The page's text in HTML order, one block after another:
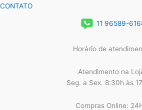
CONTATO
11 96589-
Horário de
Atendimento na
Seg. a Sex. 8:30h às
Compras Online: